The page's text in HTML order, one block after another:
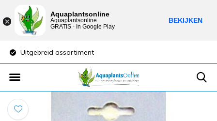
Uitgebreid assortiment
Aquaplantsonline
Aquaplantsonline
GRATIS - In Google Play
BEKIJKEN